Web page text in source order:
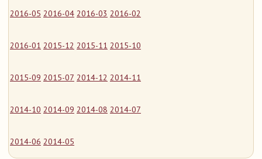
2016-05 2016-04 2016-03 2016-02
2016-01 2015-12 2015-11 2015-10
2015-09 2015-07 2014-12 2014-11
2014-10 2014-09 2014-08 2014-07
2014-06 2014-05